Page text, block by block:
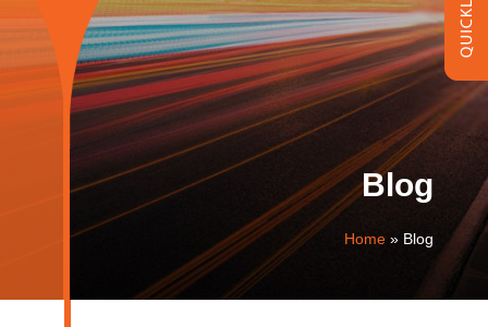
Blog
Home» Blog